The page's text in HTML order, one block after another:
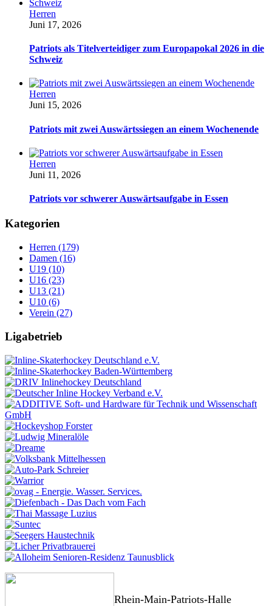
Herren
Juni 17, 2026
Patriots als Titelverteidiger zum Europapokal 2026 in die
Schweiz
Herren
Juni 15, 2026
Patriots mit zwei Auswärtssiegen an einem Wochenende
Herren
Juni 11, 2026
Patriots vor schwerer Auswärtsaufgabe in Essen
Kategorien
Herren (179)
Damen (16)
U19 (10)
U16 (23)
U13 (21)
U10 (6)
Verein (27)
Ligabetrieb
Rhein-Main-Patriots-Halle